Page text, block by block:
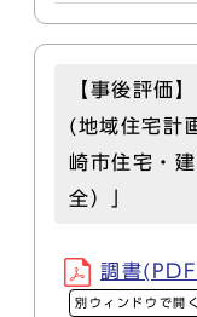
【事後評価
(地域住宅計
崎市住宅・
全）」
調書
別ウィンドウで開く